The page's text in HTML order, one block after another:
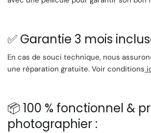
Veuillez noter que, en raison de sa nature
✅ Garantie 3 mois
En cas de souci technique, nous
une réparation gratuite. Voir conditions
📦 100 % fonctionnel &
photographier :